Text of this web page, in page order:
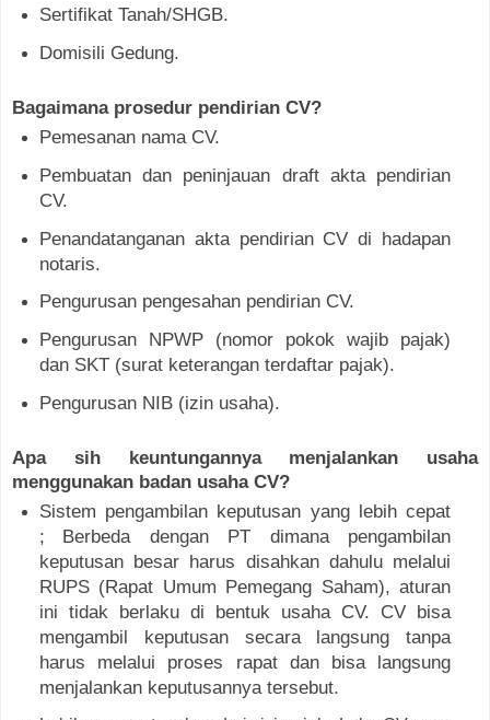
Sertifikat Tanah/SHGB.
Domisili Gedung.
Bagaimana prosedur pendirian CV?
Pemesanan nama CV.
Pembuatan dan peninjauan draft akta pendirian
CV.
Penandatanganan akta pendirian CV di hadapan
notaris.
Pengurusan pengesahan pendirian CV.
Pengurusan NPWP (nomor pokok wajib pajak)
dan SKT (surat keterangan terdaftar pajak).
Pengurusan NIB (izin usaha).
Apa sih keuntungannya menjalankan usaha
menggunakan badan usaha CV?
Sistem pengambilan keputusan yang lebih cepat
;
Berbeda dengan PT dimana pengambilan
keputusan besar harus disahkan dahulu melalui
RUPS (Rapat Umum Pemegang Saham), aturan
ini tidak berlaku di bentuk usaha CV. CV bisa
mengambil keputusan secara langsung tanpa
harus melalui proses rapat dan bisa langsung
menjalankan keputusannya tersebut.